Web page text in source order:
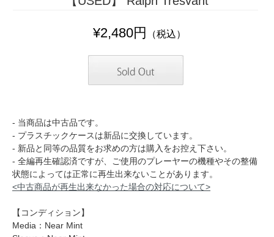
¥2,480円 （税込）
- 当商品は中古品です。
- プラスチックケースは新品に交換しています。
- 新品と同等の品質をお求めの方は購入をお控え下さい。
- 全編再生確認済ですが、ご使用のプレーヤーの機種やその整備
状態によっては正常に再生出来ないことがあります。
<中古商品が再生出来なかった場合の対応について>
【コンディション】
Media：Near Mint